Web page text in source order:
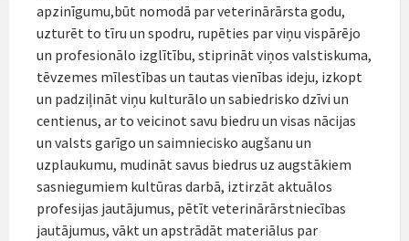
apzinīgumu,būt nomodā par veterinārārsta godu,
uzturēt to tīru un spodru, rupēties par viņu vispārējo
un profesionālo izglītību, stiprināt viņos valstiskuma,
tēvzemes mīlestības un tautas vienības ideju, izkopt
un padziļināt viņu kulturālo un sabiedrisko dzīvi un
centienus, ar to veicinot savu biedru un visas nācijas
un valsts garīgo un saimniecisko augšanu un
uzplaukumu, mudināt savus biedrus uz augstākiem
sasniegumiem kultūras darbā, iztirzāt aktuālos
profesijas jautājumus, pētīt veterinārārstniecības
jautājumus, vākt un apstrādāt materiālus par